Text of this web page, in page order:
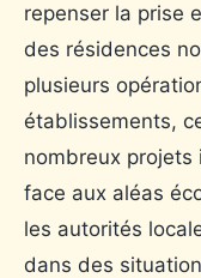
repenser la prise
des résidences
plusieurs
établissements,
nombreux projets
face aux aléas
les autorités
dans des